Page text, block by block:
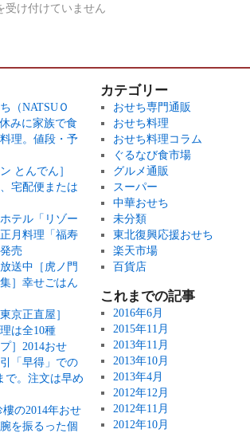
受け付けていません
（NATSUＯ
みに家族で食
理。値段・予
とんでん］
宅配便または
テル「リゾー
月料理「福寿
売
送中［虎ノ門
］幸せごはん
京正直屋］
は全10種
］2014おせ
「早得」での
で。注文は早め
の2014年おせ
を振るった個
カテゴリー
おせち専門通販
おせち料理
おせち料理コラム
ぐるなび食市場
グルメ通販
スーパー
中華おせち
未分類
東北復興応援おせち
楽天市場
百貨店
これまでの記事
2016年6月
2015年11月
2013年11月
2013年10月
2013年4月
2012年12月
2012年11月
2012年10月